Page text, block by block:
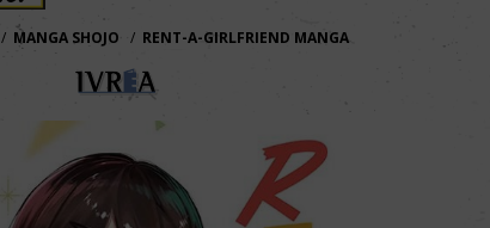
MANGA SHOJO RENT-A-GIRLFRIEND MANGA